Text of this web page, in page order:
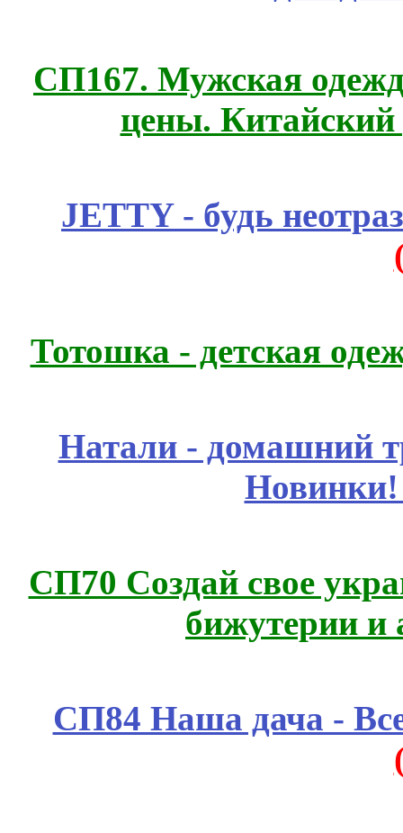
СП167. Мужская
цены.
JETTY - будь
Тотошка - детская
Натали - домашний
СП70 Создай свое
бижутерии и
СП84 Наша дача -